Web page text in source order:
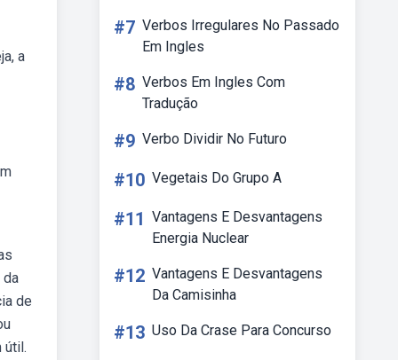
a
da
de
útil.
#7 Verbos Irregulares No Passado
Em Ingles
#8 Verbos Em Ingles Com
Tradução
#9 Verbo Dividir No Futuro
#10 Vegetais Do Grupo A
#11 Vantagens E Desvantagens
Energia Nuclear
#12 Vantagens E Desvantagens
Da Camisinha
#13 Uso Da Crase Para Concurso